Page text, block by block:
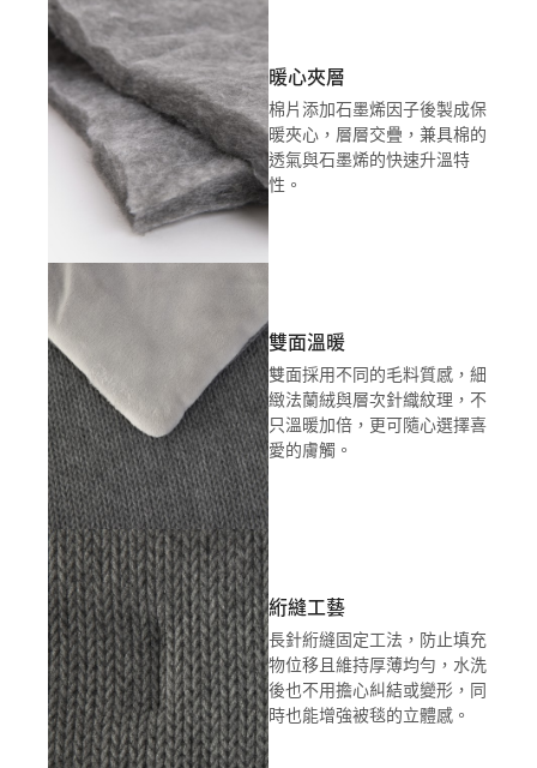
暖心夾層
棉片添加石墨烯因子後製成保
暖夾心，層層交疊，兼具棉的
透氣與石墨烯的快速升溫特
性。
雙面溫暖
雙面採用不同的毛料質感，細
緻法蘭絨與層次針織紋理，不
只溫暖加倍，更可隨心選擇喜
愛的膚觸。
絎縫工藝
長針絎縫固定工法，防止填充
物位移且維持厚薄均勻，水洗
後也不用擔心糾結或變形，同
時也能增強被毯的立體感。